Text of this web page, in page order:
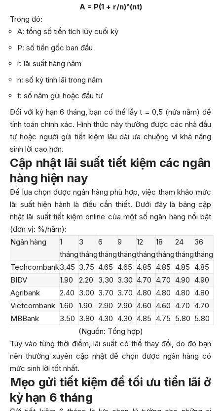
A = P(1 + r/n)^(nt)
Trong đó:
A: tổng số tiền tích lũy cuối kỳ
P: số tiền gốc ban đầu
r: lãi suất hàng năm
n: số kỳ tính lãi trong năm
t: số năm gửi hoặc đầu tư
Đối với kỳ hạn 6 tháng, bạn có thể lấy t = 0,5 (nửa năm) để
tính toán chính xác. Hình thức này thường được các nhà đầu
tư hoặc người gửi tiết kiệm lâu dài ưa chuộng vì khả năng
sinh lời cao hơn.
Cập nhật lãi suất tiết kiệm các ngân
hàng hiện nay
Để lựa chọn được ngân hàng phù hợp, việc tham khảo mức
lãi suất hiện hành là điều cần thiết. Dưới đây là bảng cập
nhật lãi suất tiết kiệm online của một số ngân hàng nổi bật
(đơn vị: %/năm):
Ngân hàng
1
tháng
3
tháng
6
tháng
9
tháng
12
tháng
18
tháng
24
tháng
36
tháng
Techcombank3.45 3.75 4.65 4.65 4.85 4.85 4.85 4.85
BIDV
1.90 2.20 3.30 3.30 4.70 4.70 4.90 4.90
Agribank
2.40 3.00 3.70 3.70 4.80 4.80 4.80 4.80
Vietcombank 1.60 1.90 2.90 2.90 4.60 4.60 4.70 4.70
MBBank
3.50 3.80 4.30 4.30 4.85 4.75 5.80 5.80
(Nguồn: Tổng hợp)
Tùy vào từng thời điểm, lãi suất có thể thay đổi, do đó bạn
nên thường xuyên cập nhật để chọn được ngân hàng có
mức sinh lời tốt nhất.
Mẹo gửi tiết kiệm để tối ưu tiền lãi ở
kỳ hạn 6 tháng